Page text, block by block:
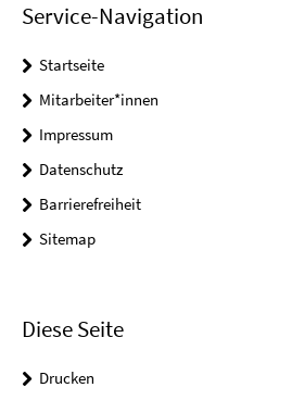
Service-Navigation
Startseite
Mitarbeiter*innen
Impressum
Datenschutz
Barrierefreiheit
Sitemap
Diese Seite
Drucken